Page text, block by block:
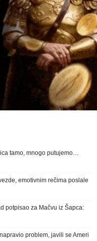
tamo, mnogo putujemo…
emotivnim rečima poslale
potpisao za Mačvu iz Šapca:
problem, javili se Ameri